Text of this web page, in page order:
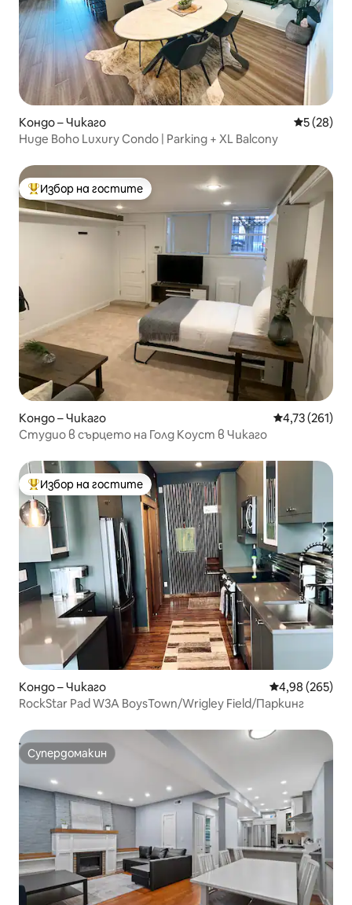
Кондо – Чикаго Средна
5 (28)
Huge Boho Luxury Condo | Parking + XL Balcony
Най-популярен избор на гостите
Избор на гостите
Кондо – Чикаго Средна
4,73 (261)
Студио в сърцето на Голд Коуст в Чикаго
Най-популярен избор на гостите
Избор на гостите
Кондо – Чикаго Средна
4,98 (265)
RockStar Pad W3A BoysTown/Wrigley Field/Паркинг
Супердомакин
Супердомакин